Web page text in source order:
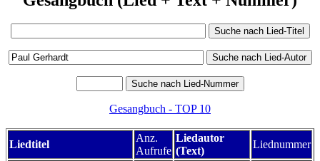
Gesangbuch - TOP 10
Liedtitel
Anz.
Aufrufe
Liedautor
(Text)
Liednummer